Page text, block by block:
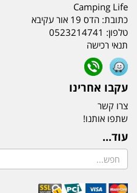
Camping Life
כתובת: הדס 19 אור עקיבא
טלפון: 0523214741
תנאי רכישה
עקבו אחרינו
צרו קשר
שתפו אותנו!
עוד...